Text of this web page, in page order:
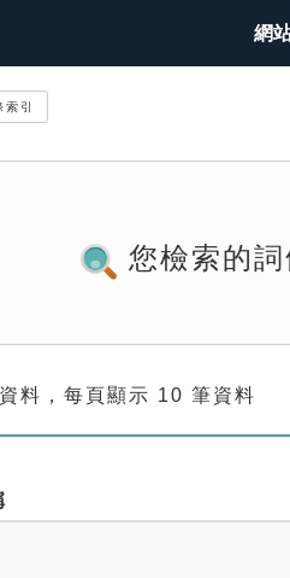
網
引
您檢索的
料，每頁顯示 10 筆資料